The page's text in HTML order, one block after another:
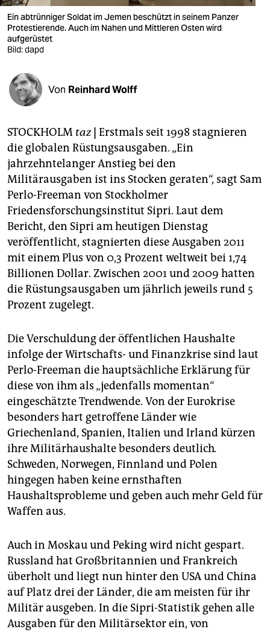
verlag
veranstaltungen
fragen & hilfe
unterstützen
abo
genossenschaft
epaper login
Ein abtrünniger Soldat im Jemen beschützt in seinem Panzer
Protestierende. Auch im Nahen und Mittleren Osten wird
aufgerüstet
Bild: dapd
Von Reinhard Wolff
STOCKHOLM taz Erstmals seit 1998 stagnieren
die globalen Rüstungsausgaben. „Ein
jahrzehntelanger Anstieg bei den
Militärausgaben ist ins Stocken geraten“, sagt Sam
Perlo-Freeman von Stockholmer
Friedensforschungsinstitut Sipri. Laut dem
Bericht, den Sipri am heutigen Dienstag
veröffentlicht, stagnierten diese Ausgaben 2011
mit einem Plus von 0,3 Prozent weltweit bei 1,74
Billionen Dollar. Zwischen 2001 und 2009 hatten
die Rüstungsausgaben um jährlich jeweils rund 5
Prozent zugelegt.
Die Verschuldung der öffentlichen Haushalte
infolge der Wirtschafts- und Finanzkrise sind laut
Perlo-Freeman die hauptsächliche Erklärung für
diese von ihm als „jedenfalls momentan“
eingeschätzte Trendwende. Von der Eurokrise
besonders hart getroffene Länder wie
Griechenland, Spanien, Italien und Irland kürzen
ihre Militärhaushalte besonders deutlich.
Schweden, Norwegen, Finnland und Polen
hingegen haben keine ernsthaften
Haushaltsprobleme und geben auch mehr Geld für
Waffen aus.
Auch in Moskau und Peking wird nicht gespart.
Russland hat Großbritannien und Frankreich
überholt und liegt nun hinter den USA und China
auf Platz drei der Länder, die am meisten für ihr
Militär ausgeben. In die Sipri-Statistik gehen alle
Ausgaben für den Militärsektor ein, von